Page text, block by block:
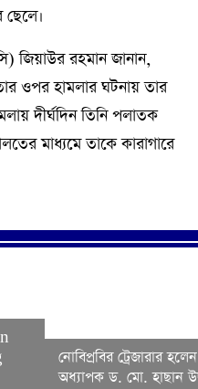
জিয়াউর রহমান জানান,
ওপর হামলার ঘটনায় তার
দীর্ঘদিন তিনি পলাতক
মাধ্যমে তাকে কারাগারে
নোবিপ্রবির ট্রেজারার
অধ্যাপক ড. মো. হাছান